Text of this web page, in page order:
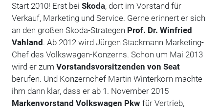
Start 2010! Erst bei Skoda, dort im Vorstand für
Verkauf, Marketing und Service. Gerne erinnert er sich
an den großen Skoda-Strategen Prof. Dr. Winfried
Vahland. Ab 2012 wird Jürgen Stackmann Marketing-
Chef des Volkswagen-Konzerns. Schon um Mai 2013
wird er zum Vorstandsvorsitzenden von Seat
berufen. Und Konzernchef Martin Winterkorn machte
ihm dann klar, dass er ab 1. November 2015
Markenvorstand Volkswagen Pkwfür Vertrieb,